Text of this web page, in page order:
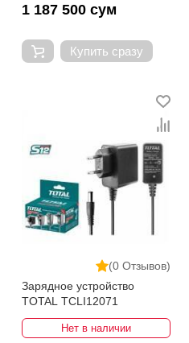
1 187 500 сум
Купить сразу
(0 Отзывов)
Зарядное устройство
TOTAL TCLI12071
Нет в наличии